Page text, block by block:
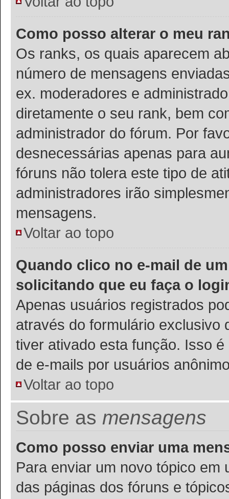
Como posso alterar o meu
Os ranks, os quais aparecem
número de mensagens
ex. moderadores e
diretamente o seu rank, bem
administrador do fórum. Por
desnecessárias apenas para
fóruns não tolera este tipo de
administradores irão
mensagens.
Voltar ao topo
Quando clico no e-mail de
solicitando que eu faça o
Apenas usuários registrados
através do formulário exclusivo
tiver ativado esta função. Isso
de e-mails por usuários
Voltar ao topo
Sobre as mensagens
Como posso enviar uma
Para enviar um novo tópico em
das páginas dos fóruns e